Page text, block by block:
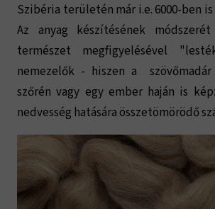
Szibéria területén már i.e. 6000-ben
Az anyag készítésének
természet megfigyelésével
nemezelők - hiszen a
szőrén vagy egy ember haján is
nedvesség hatására összetömörödő